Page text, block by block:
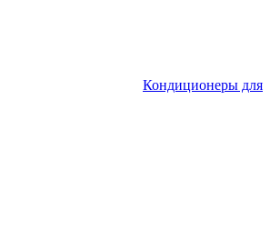
Кондиционеры для